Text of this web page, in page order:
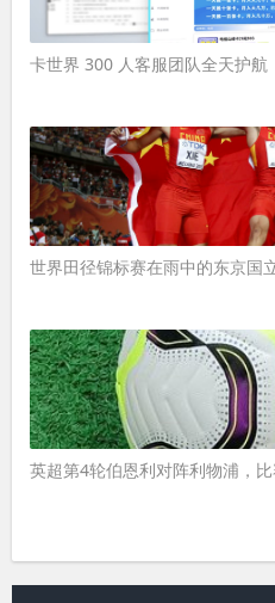
卡世界 300 人客服团队全天护航
世界田径锦标赛在雨中的东京国
英超第4轮伯恩利对阵利物浦，